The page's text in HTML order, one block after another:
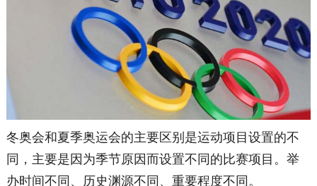
冬奥会和夏季奥运会的主要区别是运动项目设置的不
同，主要是因为季节原因而设置不同的比赛项目。举
办时间不同、历史渊源不同、重要程度不同。